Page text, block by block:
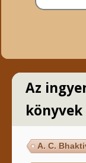
Az
könyvek
A. C.